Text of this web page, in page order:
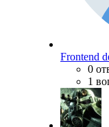
Frontend
0
1